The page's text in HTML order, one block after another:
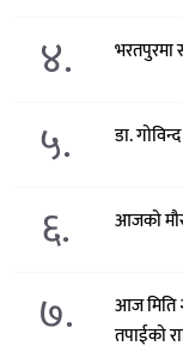
४. भरतपुरमा
५. डा.
६. आजको
७.
आज मिति
तपाईको